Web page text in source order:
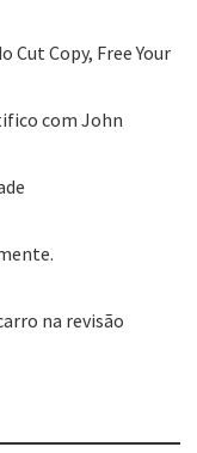
Cut Copy, Free Your
com John
na revisão